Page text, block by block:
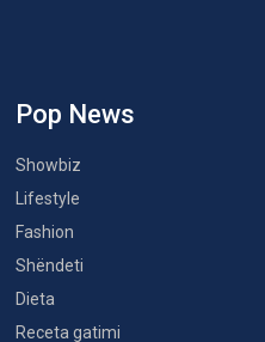
Pop News
Showbiz
Lifestyle
Fashion
Shëndeti
Dieta
Receta gatimi